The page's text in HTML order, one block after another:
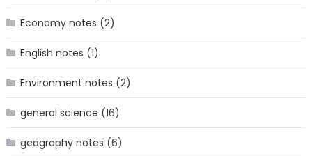
Economy notes (2)
English notes (1)
Environment notes (2)
general science (16)
geography notes (6)